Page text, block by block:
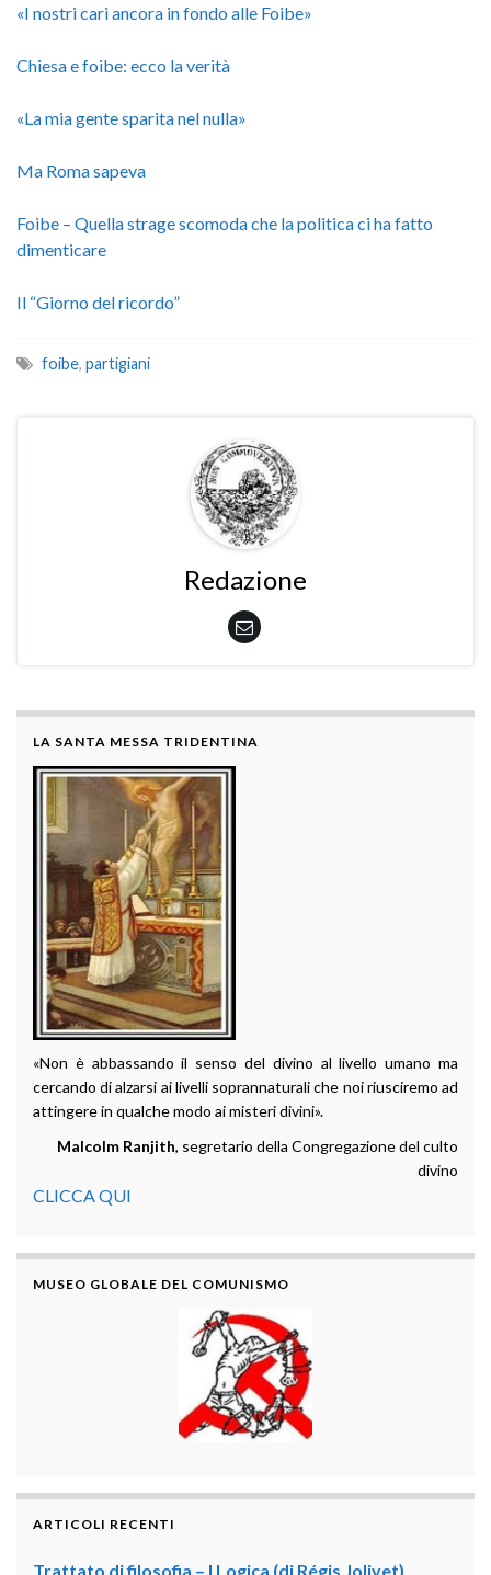
«I nostri cari ancora in fondo alle Foibe»
Chiesa e foibe: ecco la verità
«La mia gente sparita nel nulla»
Ma Roma sapeva
Foibe – Quella strage scomoda che la politica ci ha fatto
dimenticare
Il “Giorno del ricordo”
foibe, partigiani
Redazione
LA SANTA MESSA TRIDENTINA
«Non è abbassando il senso del divino al livello umano ma
cercando di alzarsi ai livelli soprannaturali che noi riusciremo ad
attingere in qualche modo ai misteri divini».
Malcolm Ranjith, segretario della Congregazione del culto
divino
CLICCA QUI
MUSEO GLOBALE DEL COMUNISMO
ARTICOLI RECENTI
Trattato di filosofia – I Logica (di Régis Jolivet)